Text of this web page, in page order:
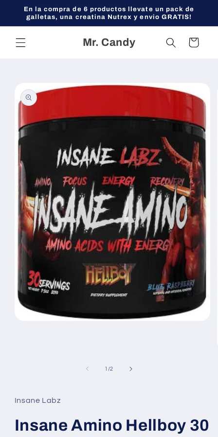
directamente
al contenido
En la compra de 6 productos llevate un pack de
galletas, una creatina Nutrex y envio GRATIS!
Mr. Candy Carrito
información
1 /de
2
Insane Labz
Insane Amino Hellboy 30